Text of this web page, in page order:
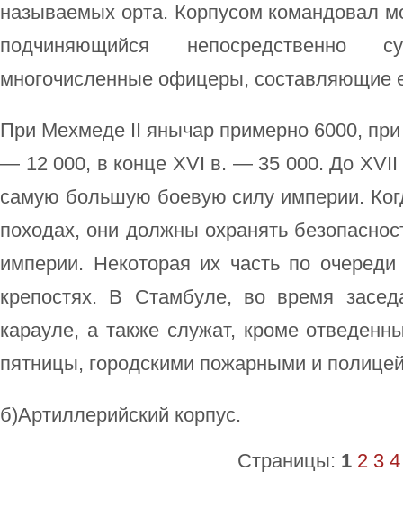
называемых орта. Корпусом командовал
подчиняющийся непосредственно
многочисленные офицеры, составляющие
При Мехмеде II янычар примерно 6000,
— 12 000, в конце XVI в. — 35 000. До XVII
самую большую боевую силу империи.
походах, они должны охранять
империи. Некоторая их часть по
крепостях. В Стамбуле, во время
карауле, а также служат, кроме
пятницы, городскими пожарными и
б)Артиллерийский корпус.
Страницы: 1 2 3 4